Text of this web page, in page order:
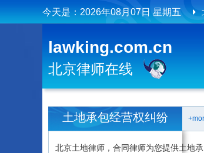
今天是： 2026年08月07日 星期五
lawking.com.cn
北京律师在线
土地承包经营权纠纷
北京土地律师，合同律师为您提供土地承